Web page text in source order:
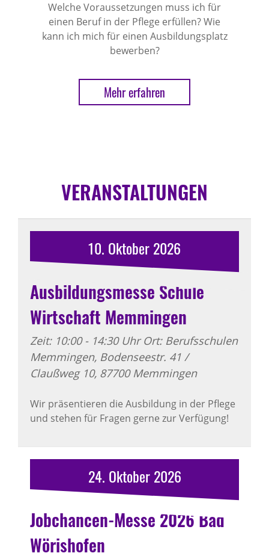
Welche Voraussetzungen muss ich für
einen Beruf in der Pflege erfüllen? Wie
kann ich mich für einen Ausbildungsplatz
bewerben?
Mehr erfahren
VERANSTALTUNGEN
10. Oktober2026
Ausbildungsmesse Schule
Wirtschaft Memmingen
Zeit: 10:00 - 14:30 Uhr Ort: Berufsschulen
Memmingen, Bodenseestr. 41 /
Claußweg 10, 87700 Memmingen
Wir präsentieren die Ausbildung in der Pflege
und stehen für Fragen gerne zur Verfügung!
24. Oktober2026
Jobchancen-Messe 2026 Bad
Wörishofen